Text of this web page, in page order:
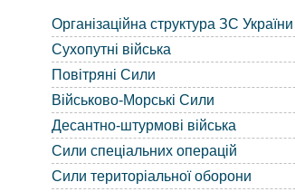
Організаційна структура ЗС України
Сухопутні війська
Повітряні Сили
Військово-Морські Сили
Десантно-штурмові війська
Сили спеціальних операцій
Сили територіальної оборони